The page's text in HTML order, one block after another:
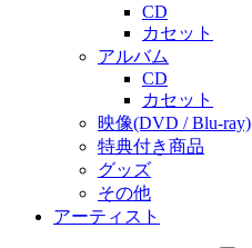
CD
カセット
アルバム
CD
カセット
映像(DVD / Blu-ray)
特典付き商品
グッズ
その他
アーティスト